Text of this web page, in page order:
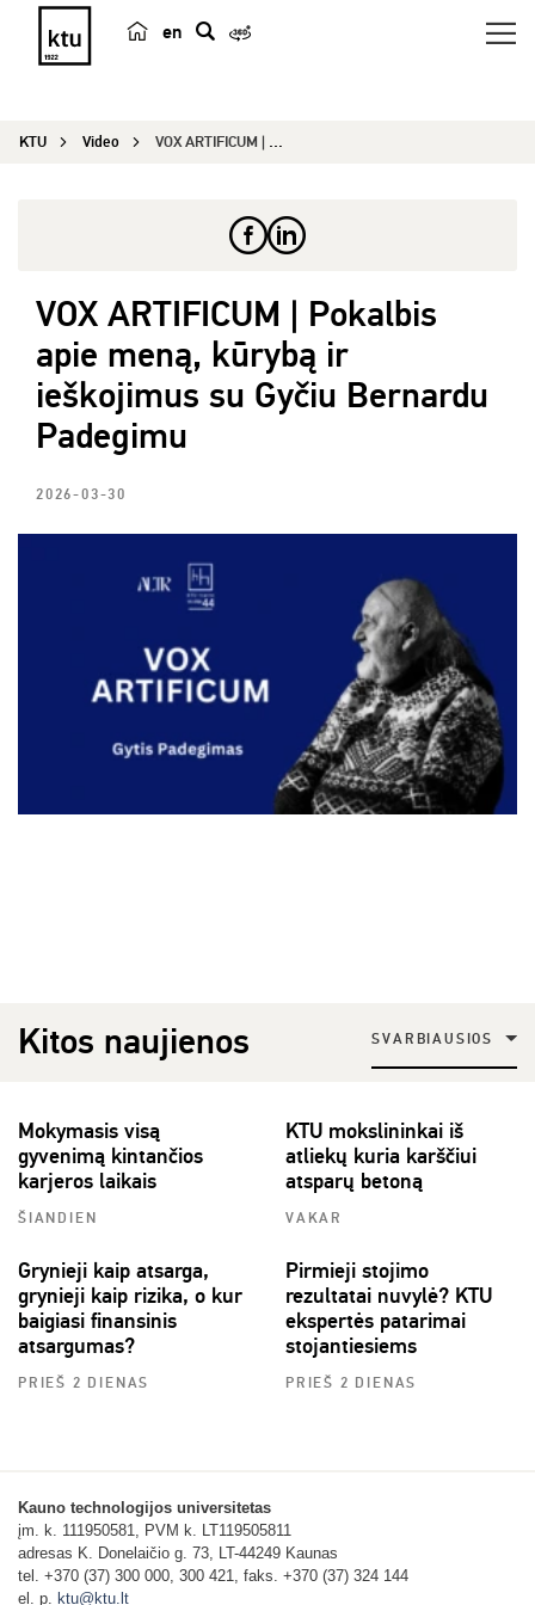
en
e
KTU Video VOX ARTIFICUM | Pokalbis apie meną, kūrybą ir ie...
VOX ARTIFICUM | Pokalbis
apie meną, kūrybą ir
ieškojimus su Gyčiu Bernardu
Padegimu
2026-03-30
Kitos naujienos SVARBIAUSIOS
Mokymasis visą
gyvenimą kintančios
karjeros laikais
ŠIANDIEN
KTU mokslininkai iš
atliekų kuria karščiui
atsparų betoną
VAKAR
Grynieji kaip atsarga,
grynieji kaip rizika, o kur
baigiasi finansinis
atsargumas?
PRIEŠ 2 DIENAS
Pirmieji stojimo
rezultatai nuvylė? KTU
ekspertės patarimai
stojantiesiems
PRIEŠ 2 DIENAS
Kauno technologijos universitetas
įm. k. 111950581, PVM k. LT119505811
adresas K. Donelaičio g. 73, LT-44249 Kaunas
tel. +370 (37) 300 000, 300 421, faks. +370 (37) 324 144
el. p. ktu@ktu.lt